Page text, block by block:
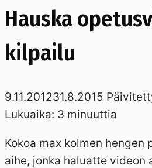
Hauska
kilpailu
9.11.201231.8.2015
Lukuaika: 3 minuuttia
Kokoa max kolmen hengen
aihe, jonka haluatte videon